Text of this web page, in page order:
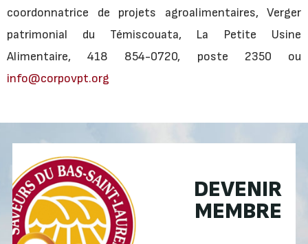
coordonnatrice de projets agroalimentaires, Verger
patrimonial du Témiscouata, La Petite Usine
Alimentaire, 418 854-0720, poste 2350 ou
info@corpovpt.org
DEVENIR
MEMBRE